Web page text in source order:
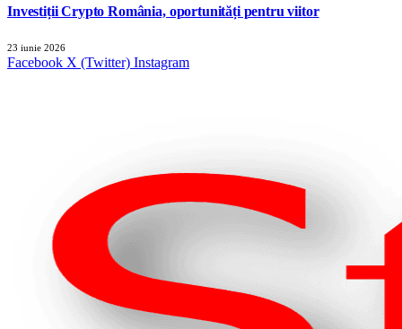
Investiții Crypto România, oportunități pentru viitor
23 iunie 2026
Facebook X (Twitter) Instagram